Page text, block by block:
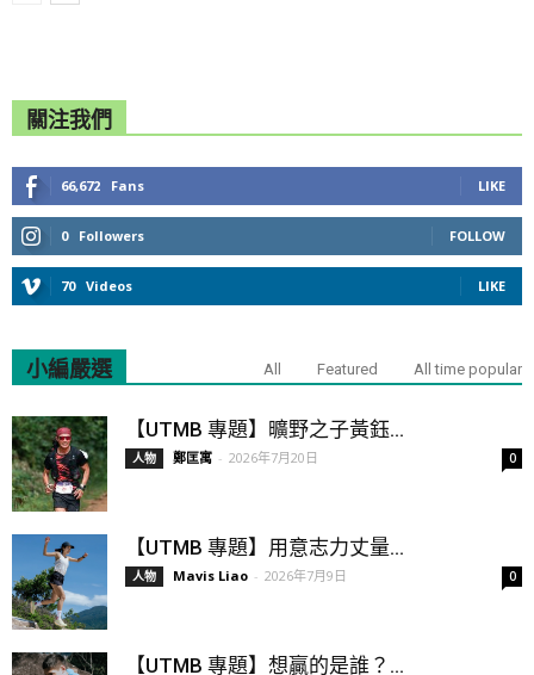
關注我們
66,672 Fans LIKE
0 Followers FOLLOW
70 Videos LIKE
小編嚴選 All Featured All time popular
【UTMB 專題】曠野之子黃鈺...
人物 鄭匡寓 - 2026年7月20日 0
【UTMB 專題】用意志力丈量...
人物 Mavis Liao - 2026年7月9日 0
【UTMB 專題】想贏的是誰？...